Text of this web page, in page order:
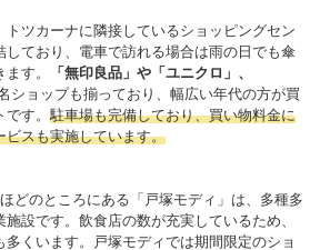
トツカーナに隣接しているショッピングセン
しており、電車で訪れる場合は雨の日でも傘
す。
「無印良品」や「ユニクロ」、
ショップも揃っており、幅広い年代の方が買
です。駐車場も完備しており、買い物料金に
ビスも実施しています。
どのところにある「戸塚モディ」は、多種多
設です。飲食店の数が充実しているため、
くいます。戸塚モディでは期間限定のショ